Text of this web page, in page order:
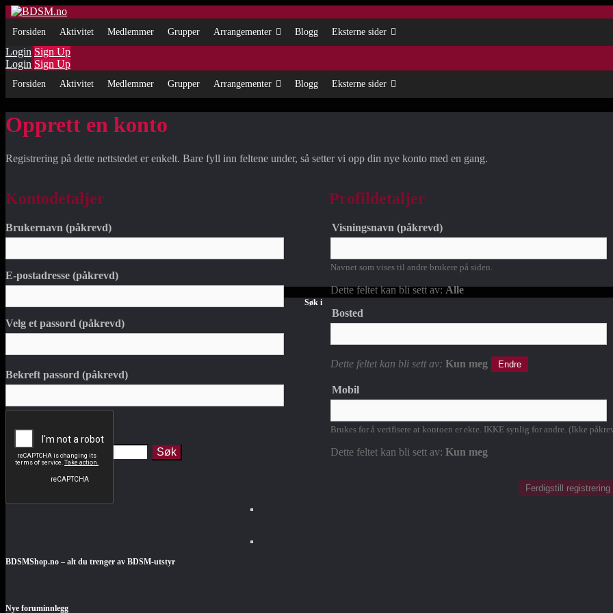
Forsiden Aktivitet Medlemmer Grupper Arrangementer Blogg Eksterne sider
Login Sign Up
Login Sign Up
Forsiden Aktivitet Medlemmer Grupper Arrangementer Blogg Eksterne sider
Opprett en konto
Registrering på dette nettstedet er enkelt. Bare fyll inn feltene under, så setter vi opp din nye konto med en gang.
Kontodetaljer
Brukernavn (påkrevd)
E-postadresse (påkrevd)
Velg et passord (påkrevd)
Bekreft passord (påkrevd)
Profildetaljer
Visningsnavn(påkrevd)
Navnet som vises til andre brukere på siden.
Dette feltet kan bli sett av:Alle
Bosted
Dette feltet kan bli sett av:Kun meg Endre
Mobil
Brukes for å verifisere at kontoen er ekte. IKKE synlig for andre. (Ikke
Dette feltet kan bli sett av:Kun meg
Søk i
forumet
Utvalgte bilder
BDSMShop.no – alt du trenger av BDSM-utstyr
Nye foruminnlegg